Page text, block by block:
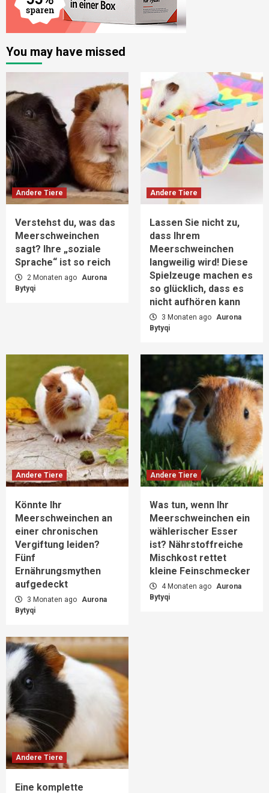
You may have missed
Andere Tiere
Verstehst du, was das
Meerschweinchen
sagt? Ihre „soziale
Sprache“ ist so reich
2 Monaten ago Aurona
Bytyqi
Andere Tiere
Lassen Sie nicht zu,
dass Ihrem
Meerschweinchen
langweilig wird! Diese
Spielzeuge machen es
so glücklich, dass es
nicht aufhören kann
3 Monaten ago Aurona
Bytyqi
Andere Tiere
Könnte Ihr
Meerschweinchen an
einer chronischen
Vergiftung leiden?
Fünf
Ernährungsmythen
aufgedeckt
3 Monaten ago Aurona
Bytyqi
Andere Tiere
Was tun, wenn Ihr
Meerschweinchen ein
wählerischer Esser
ist? Nährstoffreiche
Mischkost rettet
kleine Feinschmecker
4 Monaten ago Aurona
Bytyqi
Andere Tiere
Eine komplette